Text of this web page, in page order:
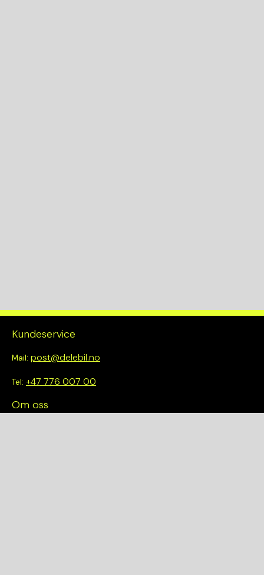
Kundeservice
Mail: post@delebil.no
Tel: +47 776 007 00
Om oss